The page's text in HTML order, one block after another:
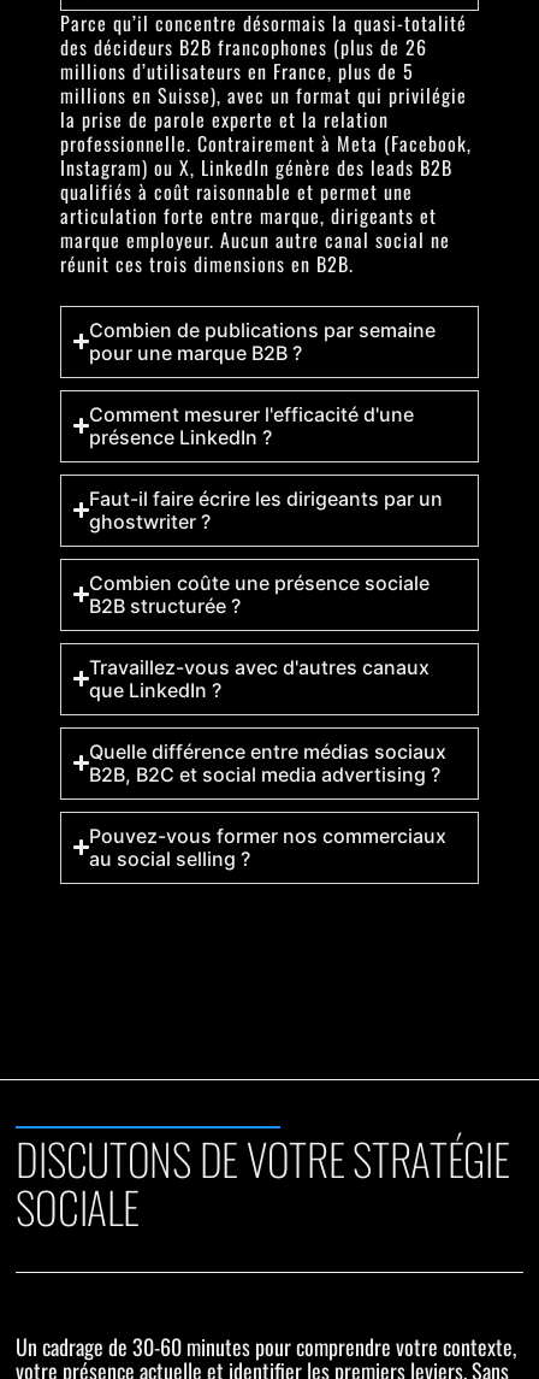
Parce qu’il concentre désormais la quasi-totalité
des décideurs B2B francophones (plus de 26
millions d’utilisateurs en France, plus de 5
millions en Suisse), avec un format qui privilégie
la prise de parole experte et la relation
professionnelle. Contrairement à Meta (Facebook,
Instagram) ou X, LinkedIn génère des leads B2B
qualifiés à coût raisonnable et permet une
articulation forte entre marque, dirigeants et
marque employeur. Aucun autre canal social ne
réunit ces trois dimensions en B2B.
Combien de publications par semaine
pour une marque B2B ?
Comment mesurer l'efficacité d'une
présence LinkedIn ?
Faut-il faire écrire les dirigeants par un
ghostwriter ?
Combien coûte une présence sociale
B2B structurée ?
Travaillez-vous avec d'autres canaux
que LinkedIn ?
Quelle différence entre médias sociaux
B2B, B2C et social media advertising ?
Pouvez-vous former nos commerciaux
au social selling ?
DISCUTONS DE VOTRE STRATÉGIE
SOCIALE
Un cadrage de 30-60 minutes pour comprendre votre contexte,
votre présence actuelle et identifier les premiers leviers. Sans